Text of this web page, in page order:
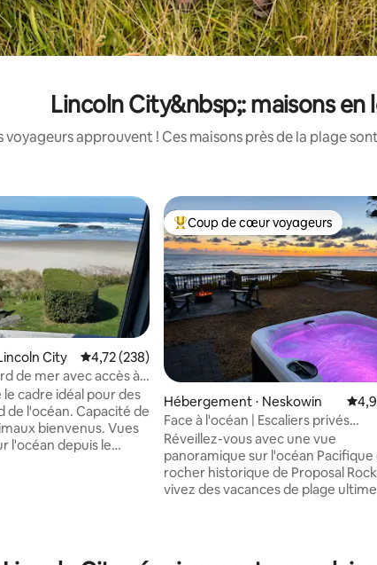
Lincoln City&nbsp;: maisons
voyageurs approuvent ! Ces maisons près de la plage
City Évaluation moyenne sur la base de 238
4,72 (238)
de mer avec accès à
cadre idéal pour des
de l'océan. Capacité de
bienvenus. Vues
l'océan depuis le
Coups de cœur voyageurs les plus
Coup de cœur voyageurs
Hébergement ⋅ Neskowin
Face à l'océan | Escaliers privés
rares + vue + jacuzzi
Réveillez-vous avec une vue
panoramique sur l'océan Pacifique
rocher historique de Proposal
vivez des vacances de plage
plage et des kilomètres de rivage